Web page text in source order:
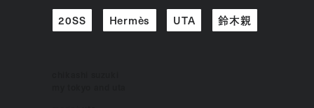
20SS Hermès UTA 鈴木親